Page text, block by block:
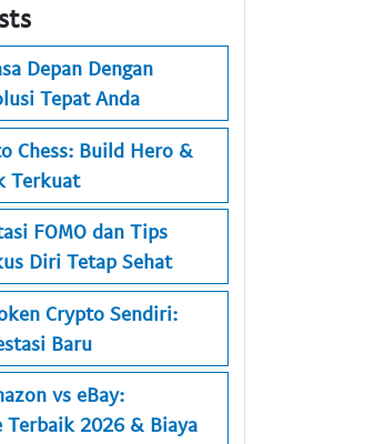
Depan Dengan
Tepat Anda
Chess: Build Hero &
Terkuat
FOMO dan Tips
Diri Tetap Sehat
Crypto Sendiri:
Baru
vs eBay:
Terbaik 2026 & Biaya